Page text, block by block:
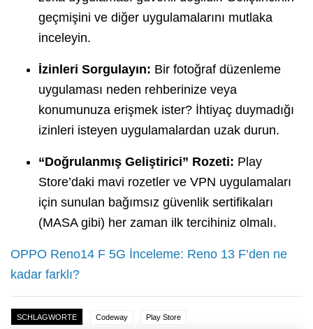
geçmişini ve diğer uygulamalarını mutlaka
inceleyin.
İzinleri Sorgulayın: Bir fotoğraf düzenleme
uygulaması neden rehberinize veya
konumunuza erişmek ister? İhtiyaç duymadığı
izinleri isteyen uygulamalardan uzak durun.
“Doğrulanmış Geliştirici” Rozeti: Play
Store’daki mavi rozetler ve VPN uygulamaları
için sunulan bağımsız güvenlik sertifikaları
(MASA gibi) her zaman ilk tercihiniz olmalı.
OPPO Reno14 F 5G İnceleme: Reno 13 F’den ne
kadar farklı?
SCHLAGWORTE Codeway Play Store